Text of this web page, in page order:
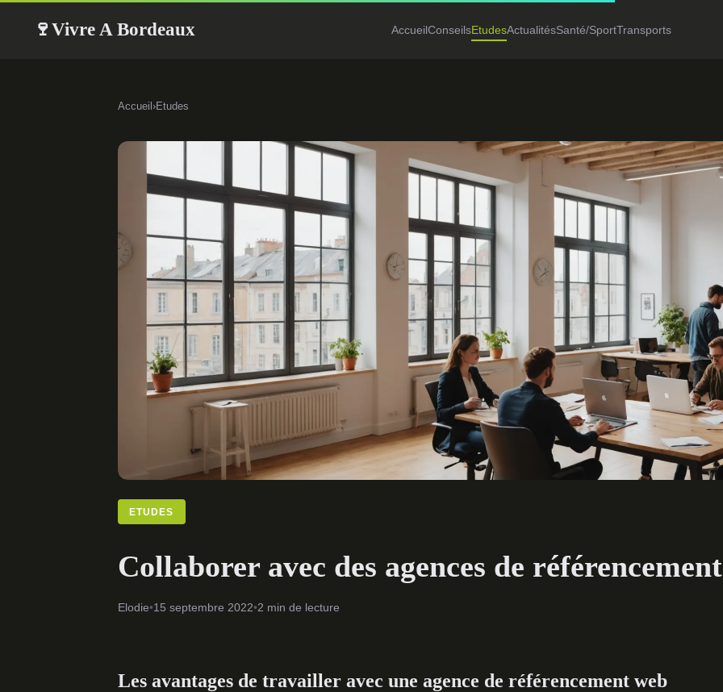
🍷Vivre A Bordeaux AccueilConseilsEtudesActualitésSanté/SportTransports
Accueil ›Etudes
ETUDES
Collaborer avec des agences de
Elodie•15 septembre 2022•2 min de lecture
Les avantages de travailler avec une agence de référencement web